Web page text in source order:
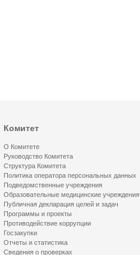
Комитет
О Комитете
Руководство Комитета
Структура Комитета
Политика оператора персональных данных
Подведомственные учреждения
Образовательные медицинские учреждения
Публичная декларация целей и задач
Программы и проекты
Противодействие коррупции
Госзакупки
Отчеты и статистика
Сведения о проверках